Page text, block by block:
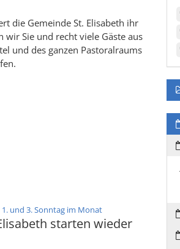
die Gemeinde St. Elisabeth ihr
Sie und recht viele Gäste aus
und des ganzen Pastoralraums
und 3. Sonntag im Monat:
starten wieder